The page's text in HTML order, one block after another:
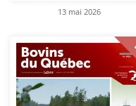
13 mai 2026